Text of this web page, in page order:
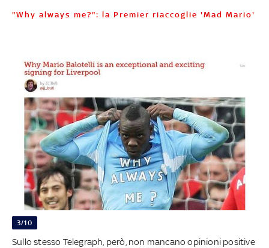
"Why always me?": la Premier riaccoglie 'Mad Mario'
3/10
Sullo stesso Telegraph, però, non mancano opinioni positive